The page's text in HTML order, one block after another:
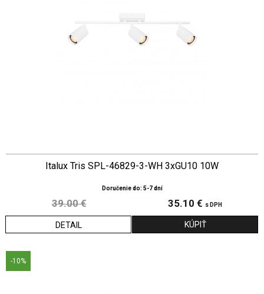
Italux Tris SPL-46829-3-WH 3xGU10 10W
Doručenie do: 5-7 dní
39.00 € 35.10 € s DPH
DETAIL
-10%